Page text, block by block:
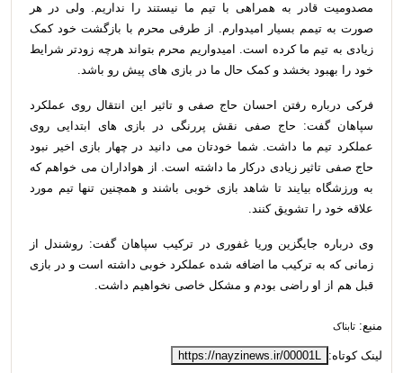
مصدومیت قادر به همراهی با تیم ما نیستند را نداریم. ولی در هر
صورت به تیمم بسیار امیدوارم. از طرفی محرم با بازگشت خود کمک
زیادی به تیم ما کرده است. امیدواریم محرم بتواند هرچه زودتر شرایط
خود را بهبود بخشد و کمک حال ما در بازی های پیش رو باشد.
فرکی درباره رفتن احسان حاج صفی و تاثیر این انتقال روی عملکرد
سپاهان گفت: حاج صفی نقش پررنگی در بازی های ابتدایی روی
عملکرد تیم ما داشت. شما خودتان می دانید در چهار بازی اخیر نبود
حاج صفی تاثیر زیادی درکار ما داشته است. از هواداران می خواهم که
به ورزشگاه بیایند تا شاهد بازی خوبی باشند و همچنین تنها تیم مورد
علاقه خود را تشویق کنند.
وی درباره جایگزین وریا غفوری در ترکیب سپاهان گفت: روشندل از
زمانی که به ترکیب ما اضافه شده عملکرد خوبی داشته است و در بازی
قبل هم از او راضی بودم و مشکل خاصی نخواهیم داشت.
منبع: تابناک
لینک کوتاه: https://nayzinews.ir/00001L